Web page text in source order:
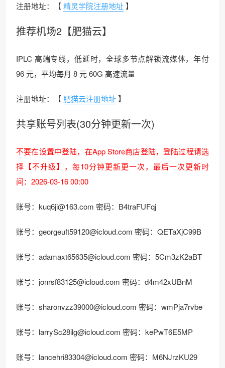
注册地址：【精灵学院注册地址】
推荐机场2【肥猫云】
IPLC 高端专线，低延时，全球多节点解锁流媒体，年付
96 元，平均每月 8 元 60G 高速流量
注册地址：【 肥猫云注册地址】
共享账号列表(30分钟更新一次)
不要在设置中登陆，在App Store商店登陆，登陆过程请选
择【不升级】，每10分钟更新更一次，最后一次更新时
间：2026-03-16 00:00
账号： kuq6ji@163.com 密码：B4traFUFqj
账号： georgeuft59120@icloud.com 密码：QETaXjC99B
账号： adamaxt65635@icloud.com 密码：5Cm3zK2aBT
账号： jonrsf83125@icloud.com 密码：d4m42xUBnM
账号： sharonvzz39000@icloud.com 密码：wmPja7rvbe
账号： larrySc28ilg@icloud.com 密码：kePwT6E5MP
账号： lancehri83304@icloud.com 密码：M6NJrzKU29